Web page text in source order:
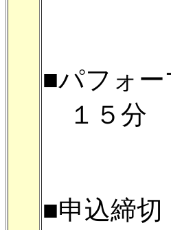
■パフォ
１５分
■申込締切